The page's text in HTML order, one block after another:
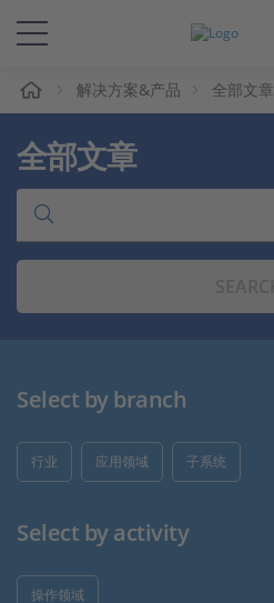
解决方案&产品
Support
视频
人才招聘
解决方案&产品 全部文章
全部文章
Select by branch
行业 应用领域 子系统
Select by activity
操作领域